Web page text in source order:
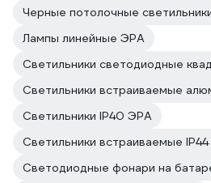
Черные потолочные
Лампы линейные ЭРА
Светильники светодиодные
Светильники встраиваемые
Светильники IP40 ЭРА
Светильники встраиваемые
Светодиодные фонари на